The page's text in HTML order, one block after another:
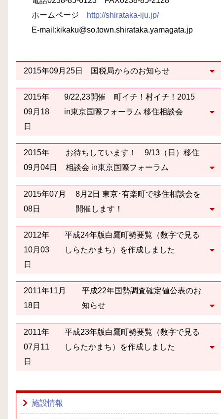
ホームページ
http://shirataka-iju.jp/
E-mail:kikaku@so.town.shirataka.yamagata.jp
2015年09月25日 国税局からのお知らせ
2015年
09月18
日
9/22,23開催 町イチ！村イチ！2015
in東京国際フォーラム 移住相談会
2015年
09月04日
お待ちしています！ 9/13（日）移住
相談会 in東京国際フォーラム
2015年07月
08日
8月2日 東京･有楽町で移住相談会を
開催します！
2012年
10月03
日
平成24年版白鷹町勢要覧（数字で見る
しらたかまち）を作成しました
2011年11月
18日
平成22年国勢調査確定値公表のお
知らせ
2011年
07月11
日
平成23年版白鷹町勢要覧（数字で見る
しらたかまち）を作成しました
施設情報